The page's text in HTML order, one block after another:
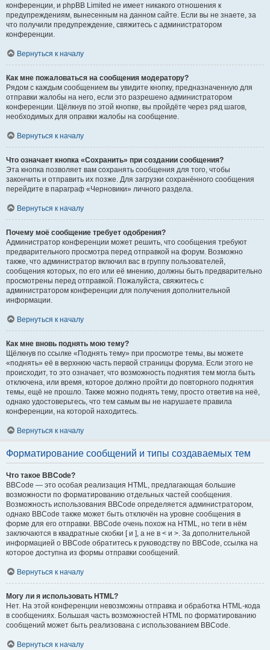
конференции, и phpBB Limited не имеет никакого отношения к
предупреждениям, вынесенным на данном сайте. Если вы не знаете, за
что получили предупреждение, свяжитесь с администратором
конференции.
Вернуться к началу
Как мне пожаловаться на сообщения модератору?
Рядом с каждым сообщением вы увидите кнопку, предназначенную для
отправки жалобы на него, если это разрешено администратором
конференции. Щёлкнув по этой кнопке, вы пройдёте через ряд шагов,
необходимых для оправки жалобы на сообщение.
Вернуться к началу
Что означает кнопка «Сохранить» при создании сообщения?
Эта кнопка позволяет вам сохранять сообщения для того, чтобы
закончить и отправить их позже. Для загрузки сохранённого сообщения
перейдите в параграф «Черновики» личного раздела.
Вернуться к началу
Почему моё сообщение требует одобрения?
Администратор конференции может решить, что сообщения требуют
предварительного просмотра перед отправкой на форум. Возможно
также, что администратор включил вас в группу пользователей,
сообщения которых, по его или её мнению, должны быть предварительно
просмотрены перед отправкой. Пожалуйста, свяжитесь с
администратором конференции для получения дополнительной
информации.
Вернуться к началу
Как мне вновь поднять мою тему?
Щёлкнув по ссылке «Поднять тему» при просмотре темы, вы можете
«поднять» её в верхнюю часть первой страницы форума. Если этого не
происходит, то это означает, что возможность поднятия тем могла быть
отключена, или время, которое должно пройти до повторного поднятия
темы, ещё не прошло. Также можно поднять тему, просто ответив на неё,
однако удостоверьтесь, что тем самым вы не нарушаете правила
конференции, на которой находитесь.
Вернуться к началу
Форматирование сообщений и типы создаваемых тем
Что такое BBCode?
BBCode — это особая реализация HTML, предлагающая большие
возможности по форматированию отдельных частей сообщения.
Возможность использования BBCode определяется администратором,
однако BBCode также может быть отключён на уровне сообщения в
форме для его отправки. BBCode очень похож на HTML, но теги в нём
заключаются в квадратные скобки [ и ], а не в < и >. За дополнительной
информацией о BBCode обратитесь к руководству по BBCode, ссылка на
которое доступна из формы отправки сообщений.
Вернуться к началу
Могу ли я использовать HTML?
Нет. На этой конференции невозможны отправка и обработка HTML-кода
в сообщениях. Большая часть возможностей HTML по форматированию
сообщений может быть реализована с использованием BBCode.
Вернуться к началу